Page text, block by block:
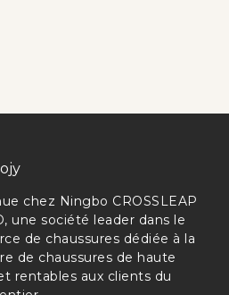
chez Ningbo CROSSLEAP
une société leader dans le
de chaussures dédiée à la
de chaussures de haute
rentables aux clients du